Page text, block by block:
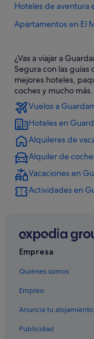
Hoteles de aventura
Apartamentos en El
Hoteles en la playa
Hoteles históricos
Hoteles de golf en
Apartoteles en
Hoteles con
Hoteles que aceptan
Hoteles para bodas
Chalets en
Best Western
Exe Hotels en
Pensiones en Quesada
Hoteles de 5
Hoteles para familias
Independent hoteles
¿Vas a viajar a
Segura con las guías
mejores hoteles,
coches y mucho más.
Vuelos a
Hoteles en
Alquileres de
Alquiler de
Vacaciones en
Actividades en
Empresa
Quiénes somos
Empleo
Anuncia tu alojamiento
Publicidad